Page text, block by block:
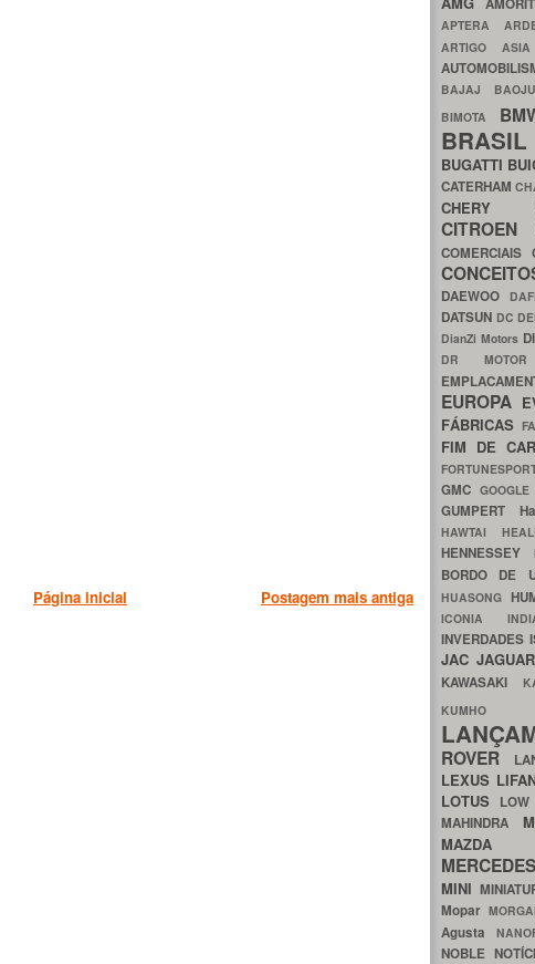
Postagem mais antiga
Página inicial
APTERA
ARTIGO
BAJAJ
BIMOTA
BRASIL
BUGATTI
CATERHAM
CHERY
CITROEN
COMERCIAIS
DAEWOO
DATSUN DC
DianZi Motors
DR
EUROPA
FÁBRICAS
FIM DE
GMC
GUMPERT
HAWTAI
HENNESSEY
BORDO DE
HUASONG
ICONIA
INVERDADES
JAC JAGUAR
KAWASAKI
ROVER
LEXUS
LOTUS
MAHINDRA
MINI
Mopar
Agusta
NOBLE